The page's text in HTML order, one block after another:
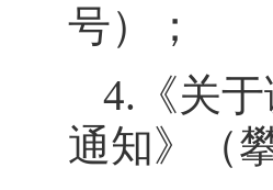
号）；
4. 《关
通知》（